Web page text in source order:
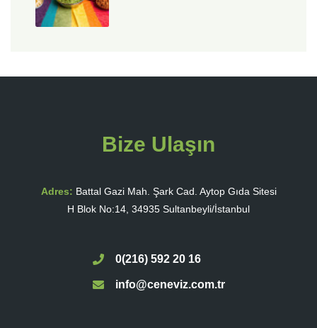
Bize Ulaşın
Adres: Battal Gazi Mah. Şark Cad. Aytop Gıda Sitesi
H Blok No:14, 34935 Sultanbeyli/İstanbul
0(216) 592 20 16
info@ceneviz.com.tr